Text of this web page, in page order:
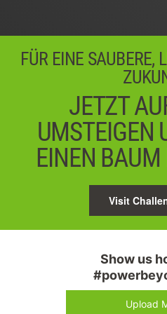
FÜR EINE SAUBERE,
JETZT
UMSTEIGEN
EINEN
Visit
Show us
Upload